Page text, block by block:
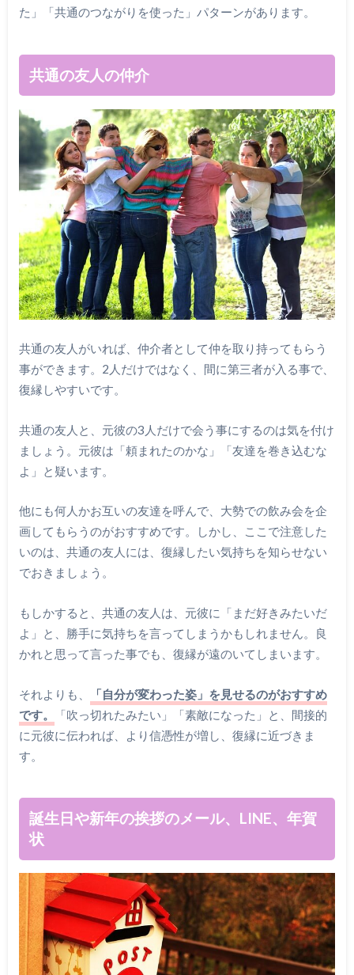
た」「共通のつながりを使った」パターンがあります。
共通の友人の仲介
共通の友人がいれば、仲介者として仲を取り持ってもらう
事ができます。2人だけではなく、間に第三者が入る事で、
復縁しやすいです。
共通の友人と、元彼の3人だけで会う事にするのは気を付け
ましょう。元彼は「頼まれたのかな」「友達を巻き込むな
よ」と疑います。
他にも何人かお互いの友達を呼んで、大勢での飲み会を企
画してもらうのがおすすめです。しかし、ここで注意した
いのは、共通の友人には、復縁したい気持ちを知らせない
でおきましょう。
もしかすると、共通の友人は、元彼に「まだ好きみたいだ
よ」と、勝手に気持ちを言ってしまうかもしれません。良
かれと思って言った事でも、復縁が遠のいてしまいます。
それよりも、
「自分が変わった姿」を見せるのがおすすめ
です。
「吹っ切れたみたい」「素敵になった」と、間接的
に元彼に伝われば、より信憑性が増し、復縁に近づきま
す。
誕生日や新年の挨拶のメール、LINE、年賀
状